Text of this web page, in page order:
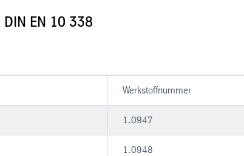
EN 10 338
Werkstoffnummer
1.0947
1.0948